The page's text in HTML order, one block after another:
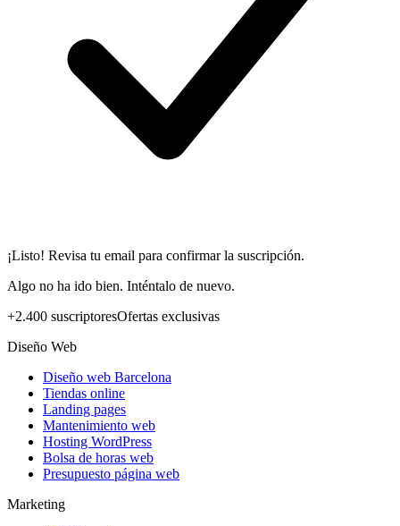
¡Listo! Revisa tu email para confirmar la suscripción.
Algo no ha ido bien. Inténtalo de nuevo.
+2.400 suscriptoresOfertas exclusivas
Diseño Web
Diseño web Barcelona
Tiendas online
Landing pages
Mantenimiento web
Hosting WordPress
Bolsa de horas web
Presupuesto página web
Marketing